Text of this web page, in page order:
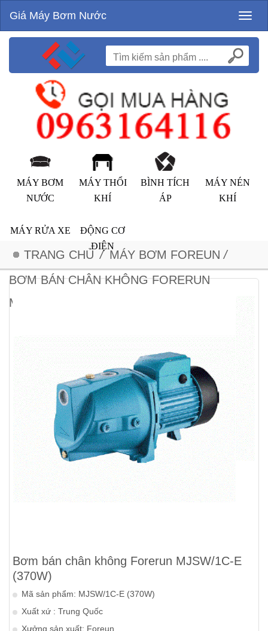
Giá Máy Bơm Nước
MÁY BƠM
NƯỚC
MÁY THỔI
KHÍ
BÌNH TÍCH
ÁP
MÁY NÉN
KHÍ
MÁY RỬA XE
ĐỘNG CƠ
ĐIỆN
TRANG CHỦ / MÁY BƠM FOREUN /
BƠM BÁN CHÂN KHÔNG FORERUN
MJSW/1C-E (370W)
Bơm bán chân không Forerun MJSW/1C-E
(370W)
Mã sản phẩm: MJSW/1C-E (370W)
Xuất xứ : Trung Quốc
Xưởng sản xuất: Foreun